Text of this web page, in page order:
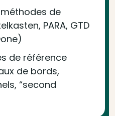
de
PARA, GTD
de référence
de bords,
“second